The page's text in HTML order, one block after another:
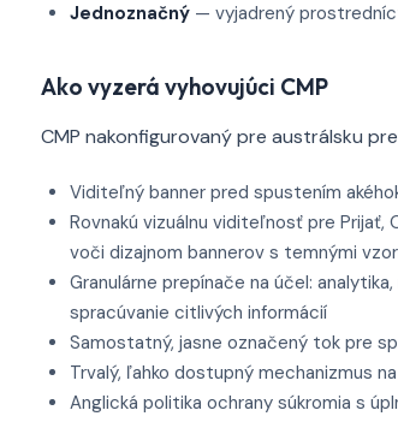
Jednoznačný — vyjadrený
Ako vyzerá vyhovujúci CMP
CMP nakonfigurovaný pre austrálsku
Viditeľný banner pred spustením
Rovnakú vizuálnu viditeľnosť pre
voči dizajnom bannerov s temnými
Granulárne prepínače na účel:
spracúvanie citlivých informácií
Samostatný, jasne označený tok pre
Trvalý, ľahko dostupný mechanizmus
Anglická politika ochrany súkromia s